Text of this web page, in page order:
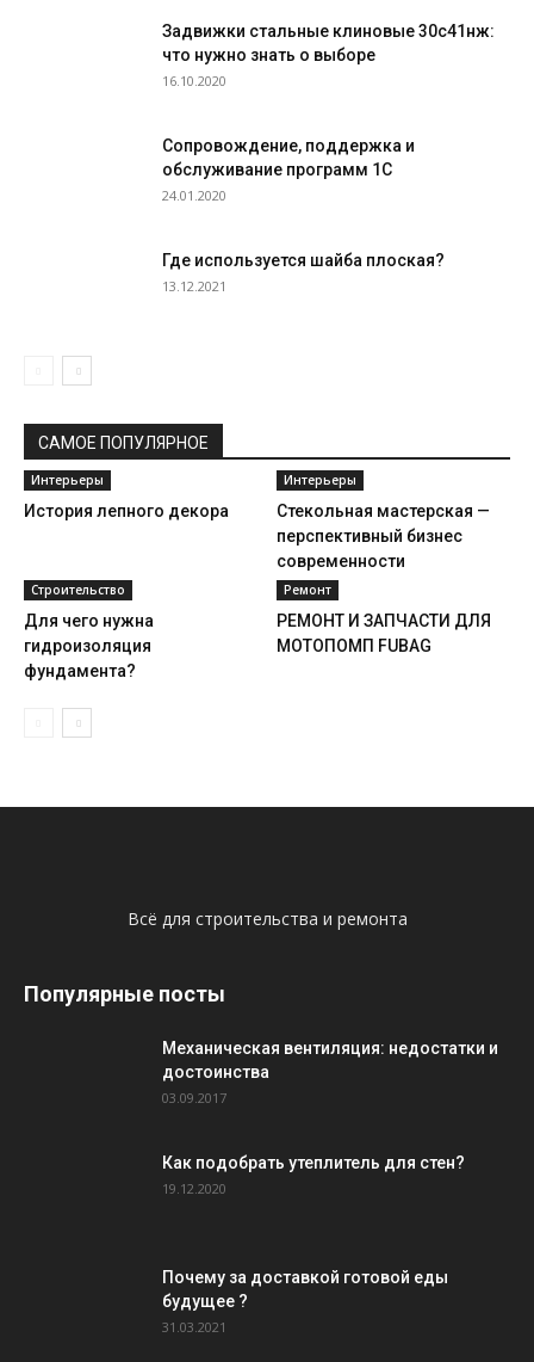
Задвижки стальные клиновые 30с41нж:
что нужно знать о выборе
16.10.2020
Сопровождение, поддержка и
обслуживание программ 1С
24.01.2020
Где используется шайба плоская?
13.12.2021
САМОЕ ПОПУЛЯРНОЕ
Интерьеры
История лепного декора
Интерьеры
Стекольная мастерская —
перспективный бизнес
современности
Строительство
Для чего нужна
гидроизоляция
фундамента?
Ремонт
РЕМОНТ И ЗАПЧАСТИ ДЛЯ
МОТОПОМП FUBAG
Всё для строительства и ремонта
Популярные посты
Механическая вентиляция: недостатки и
достоинства
03.09.2017
Как подобрать утеплитель для стен?
19.12.2020
Почему за доставкой готовой еды
будущее ?
31.03.2021